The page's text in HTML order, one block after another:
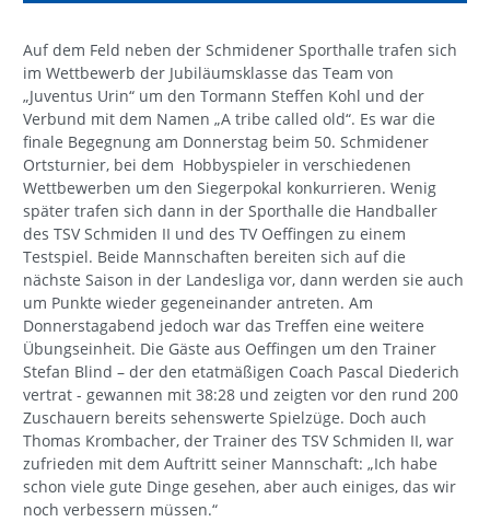
Auf dem Feld neben der Schmidener Sporthalle trafen sich
im Wettbewerb der Jubiläumsklasse das Team von
„Juventus Urin“ um den Tormann Steffen Kohl und der
Verbund mit dem Namen „A tribe called old“. Es war die
finale Begegnung am Donnerstag beim 50. Schmidener
Ortsturnier, bei dem Hobbyspieler in verschiedenen
Wettbewerben um den Siegerpokal konkurrieren. Wenig
später trafen sich dann in der Sporthalle die Handballer
des TSV Schmiden II und des TV Oeffingen zu einem
Testspiel. Beide Mannschaften bereiten sich auf die
nächste Saison in der Landesliga vor, dann werden sie auch
um Punkte wieder gegeneinander antreten. Am
Donnerstagabend jedoch war das Treffen eine weitere
Übungseinheit. Die Gäste aus Oeffingen um den Trainer
Stefan Blind – der den etatmäßigen Coach Pascal Diederich
vertrat - gewannen mit 38:28 und zeigten vor den rund 200
Zuschauern bereits sehenswerte Spielzüge. Doch auch
Thomas Krombacher, der Trainer des TSV Schmiden II, war
zufrieden mit dem Auftritt seiner Mannschaft: „Ich habe
schon viele gute Dinge gesehen, aber auch einiges, das wir
noch verbessern müssen.“